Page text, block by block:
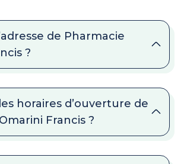
de Pharmacie
?
horaires d’ouverture de
Francis ?